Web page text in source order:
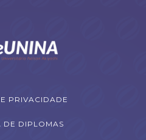
PRIVACIDADE
DE DIPLOMAS